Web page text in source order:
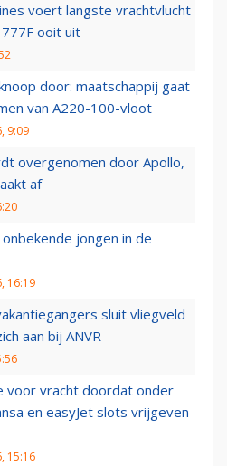
voert langste vrachtvlucht
ooit uit
door: maatschappij gaat
van A220-100-vloot
9:09
overgenomen door Apollo,
af
jongen in de
16:19
sluit vliegveld
aan bij ANVR
voor vracht doordat onder
en easyJet slots vrijgeven
15:16